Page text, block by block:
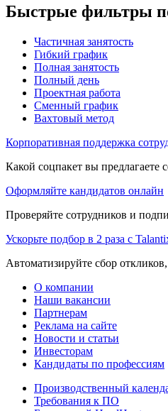
Быстрые фильтры
Частичная занятость
Гибкий график
Полная занятость
Полный день
Проектная работа
Сменный график
Вахтовый метод
Корпоративная поддержка
Какой соцпакет вы предлагаете
Оформляйте кандидатов онлайн
Проверяйте сотрудников и
Ускорьте подбор в 2 раза с
Автоматизируйте сбор
О компании
Наши вакансии
Партнерам
Реклама на сайте
Новости и статьи
Инвесторам
Кандидаты по профессиям
Производственный
Требования к ПО